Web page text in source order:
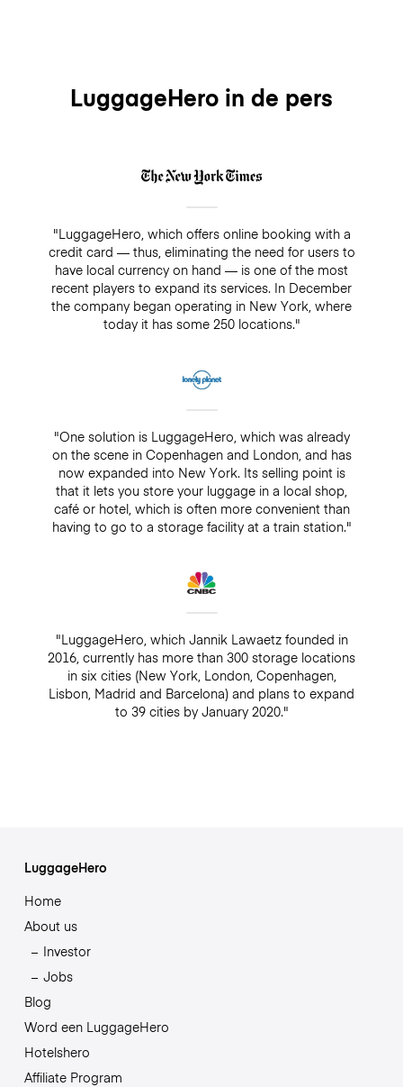
LuggageHero in de pers
"LuggageHero, which offers online booking with a
credit card — thus, eliminating the need for users to
have local currency on hand — is one of the most
recent players to expand its services. In December
the company began operating in New York, where
today it has some 250 locations."
"One solution is LuggageHero, which was already
on the scene in Copenhagen and London, and has
now expanded into New York. Its selling point is
that it lets you store your luggage in a local shop,
café or hotel, which is often more convenient than
having to go to a storage facility at a train station."
"LuggageHero, which Jannik Lawaetz founded in
2016, currently has more than 300 storage locations
in six cities (New York, London, Copenhagen,
Lisbon, Madrid and Barcelona) and plans to expand
to 39 cities by January 2020."
LuggageHero
Home
About us
Investor
Jobs
Blog
Word een LuggageHero
Hotelshero
Affiliate Program